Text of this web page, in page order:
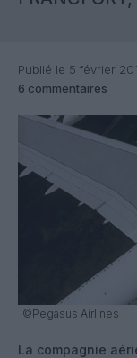
Publié le 5 février
6 commentaires
©Pegasus Airlines
La compagnie